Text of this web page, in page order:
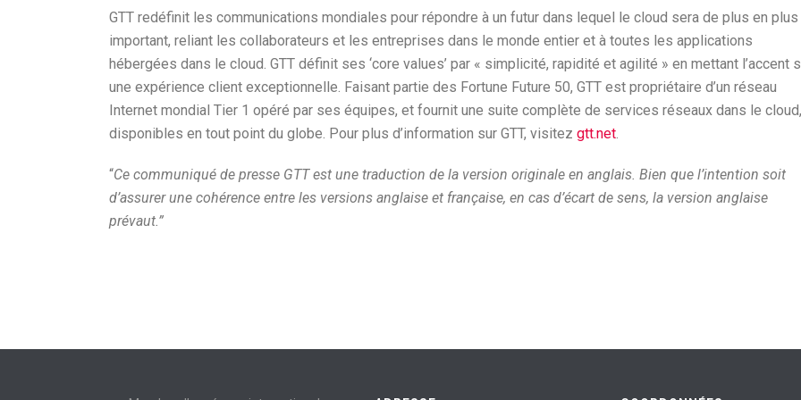
GTT redéfinit les communications mondiales pour répondre à un futur dans lequel le cloud sera de plus en plus
important, reliant les collaborateurs et les entreprises dans le monde entier et à toutes les applications
hébergées dans le cloud. GTT définit ses ‘core values’ par « simplicité, rapidité et agilité » en mettant l’accent
une expérience client exceptionnelle. Faisant partie des Fortune Future 50, GTT est propriétaire d’un réseau
Internet mondial Tier 1 opéré par ses équipes, et fournit une suite complète de services réseaux dans le cloud,
disponibles en tout point du globe. Pour plus d’information sur GTT, visitez gtt.net.
“Ce communiqué de presse GTT est une traduction de la version originale en anglais. Bien que l’intention soit
d’assurer une cohérence entre les versions anglaise et française, en cas d’écart de sens, la version anglaise
prévaut.”